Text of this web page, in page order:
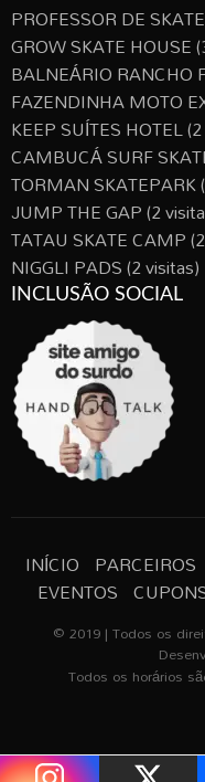
PROFESSOR DE SKATE
GROW SKATE HOUSE
BALNEÁRIO RANCHO
FAZENDINHA MOTO
KEEP SUÍTES HOTEL
CAMBUCÁ SURF
TORMAN SKATEPARK
JUMP THE GAP(2
TATAU SKATE CAMP
NIGGLI PADS(2 visitas)
INCLUSÃO SOCIAL
INÍCIO PARCEIROS
EVENTOS
© 2019 | Todos os
Todos os horários